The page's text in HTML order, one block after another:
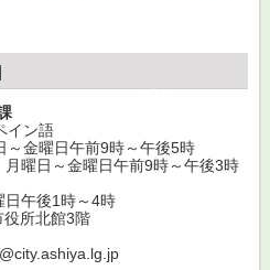
イン語
金曜日午前9時～午後5時
金曜日午前9時～午後3時
1時～4時
所北館3階